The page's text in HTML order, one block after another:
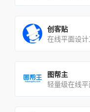
创客贴
在线平面设
图帮主
轻量级在线